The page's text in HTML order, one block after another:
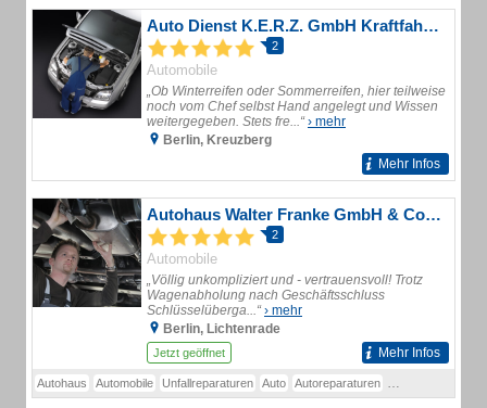
Auto Dienst K.E.R.Z. GmbH Kraftfahrzeugtechnik
2
Automobile
„Ob Winterreifen oder Sommerreifen, hier teilweise
noch vom Chef selbst Hand angelegt und Wissen
weitergegeben. Stets fre...“› mehr
Berlin, Kreuzberg
Mehr Infos
Autohaus Walter Franke GmbH & Co. KG Autohaus
2
Automobile
„Völlig unkompliziert und - vertrauensvoll! Trotz
Wagenabholung nach Geschäftsschluss
Schlüsselüberga...“› mehr
Berlin, Lichtenrade
Jetzt geöffnet Mehr Infos
Autohaus Automobile Unfallreparaturen Auto Autoreparaturen